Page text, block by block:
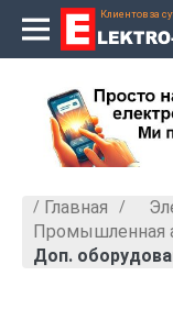
Клиентов за
Главная »
Промышленная
Доп.